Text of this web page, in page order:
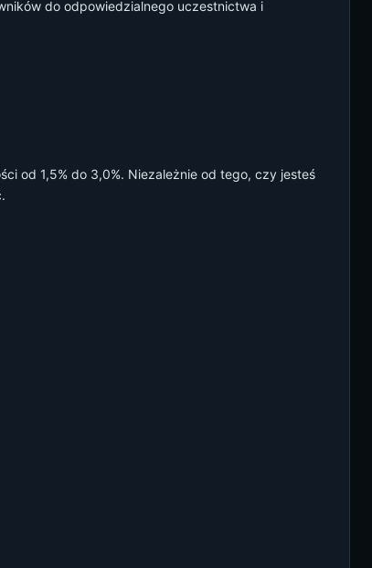
do odpowiedzialnego uczestnictwa i
od 1,5% do 3,0%. Niezależnie od tego, czy jesteś